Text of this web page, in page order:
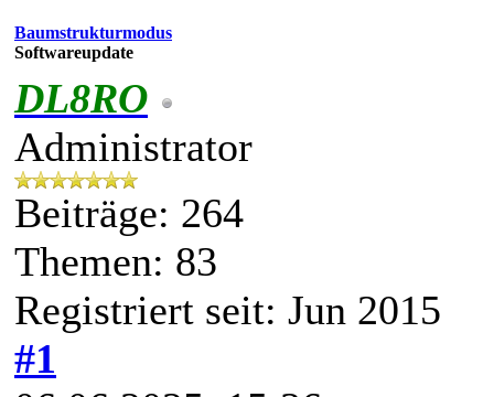
Baumstrukturmodus
Softwareupdate
DL8RO
Administrator
Beiträge: 264
Themen: 83
Registriert seit: Jun 2015
#1